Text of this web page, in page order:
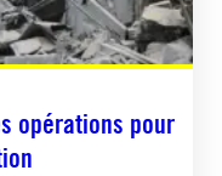
opérations pour